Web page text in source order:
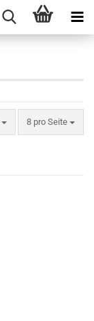
8 pro Seite
pro Seite